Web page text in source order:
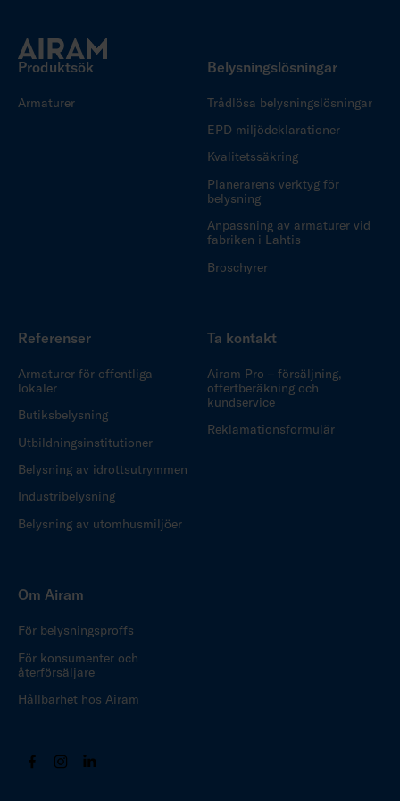
Produktsök
Armaturer
Belysningslösningar
Trådlösa belysningslösningar
EPD miljödeklarationer
Kvalitetssäkring
Planerarens verktyg för
belysning
Anpassning av armaturer vid
fabriken i Lahtis
Broschyrer
Referenser
Armaturer för offentliga
lokaler
Butiksbelysning
Utbildningsinstitutioner
Belysning av idrottsutrymmen
Industribelysning
Belysning av utomhusmiljöer
Ta kontakt
Airam Pro – försäljning,
offertberäkning och
kundservice
Reklamationsformulär
Om Airam
För belysningsproffs
För konsumenter och
återförsäljare
Hållbarhet hos Airam